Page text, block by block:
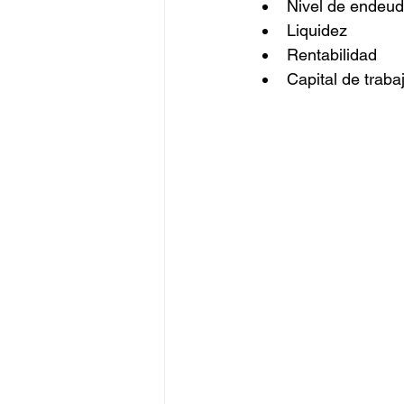
Negocios BigData
Nivel de
Liquidez
Rentabilidad
Capital de